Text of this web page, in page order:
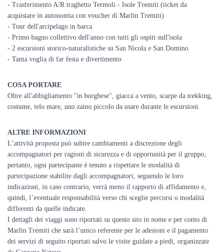
- Trasferimento A/R traghetto Termoli - Isole Tremiti (ticket da
acquistare in autonomia con voucher di Marlin Tremiti)
- Tour dell'arcipelago in barca
- Primo bagno collettivo dell'anno con tutti gli ospiti sull'isola
- 2 escursioni storico-naturalistiche su San Nicola e San Domino
- Tanta voglia di far festa e divertimento
COSA PORTARE
Oltre all'abbigliamento "in borghese", giacca a vento, scarpe da trekking,
costume, telo mare, uno zaino piccolo da usare durante le escursioni.
ALTRE INFORMAZIONI
L’attività proposta può subire cambiamenti a discrezione degli
accompagnatori per ragioni di sicurezza e di opportunità per il gruppo,
pertanto, ogni partecipante è tenuto a rispettare le modalità di
partecipazione stabilite dagli accompagnatori, seguendo le loro
indicazioni, in caso contrario, verrà meno il rapporto di affidamento e,
quindi, l’eventuale responsabilità verso chi sceglie percorsi o modalità
differenti da quelle indicate.
I dettagli dei viaggi sono riportati su questo sito in nome e per conto di
Marlin Tremiti che sarà l’unico referente per le adesioni e il pagamento
dei servizi di seguito riportati salvo le visite guidate a piedi, organizzate